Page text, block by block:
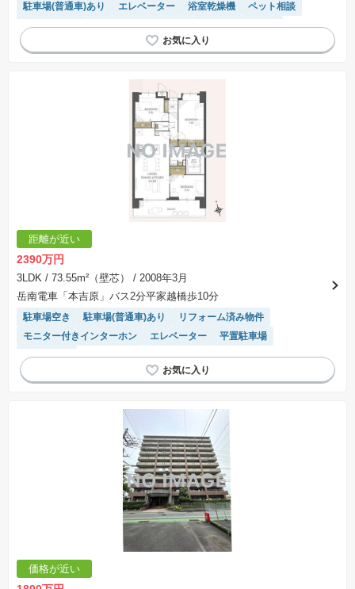
駐車場(普通車)あり
エレベーター 浴室乾燥機
ペット相談
宅配ボックス
駐輪場・バイク置き場 システムキッチン
距離が近い
2390万円
3LDK / 73.55m²（壁芯）
/ 2008年3月
岳南電車「本吉原」バス2分平家越橋歩10分
駐車場空き 駐車場(普通車)あり
リフォーム済み物件
モニター付きインターホン
エレベーター
平置駐車場
ペット相談
価格が近い